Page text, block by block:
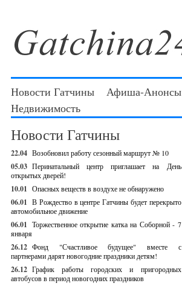
Новости Гатчины Афиша-Анонсы
Недвижимость
Новости Гатчины
22.04 Возобновил работу сезонный маршрут № 10
05.03 Перинатальный центр приглашает на День
открытых дверей!
10.01 Опасных веществ в воздухе не обнаружено
06.01 В Рождество в центре Гатчины будет перекрыто
автомобильное движение
06.01 Торжественное открытие катка на Соборной - 7
января
26.12 Фонд "Счастливое будущее" вместе с
партнерами дарят новогодние праздники детям!
26.12 График работы городских и пригородных
автобусов в период новогодних праздников